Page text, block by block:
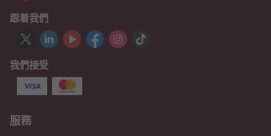
跟着我們
我們接受
服務